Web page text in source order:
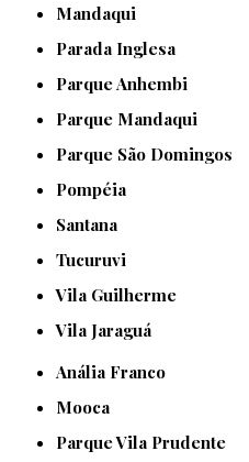
Mandaqui
Parada Inglesa
Parque Anhembi
Parque Mandaqui
Parque São Domingos
Pompéia
Santana
Tucuruvi
Vila Guilherme
Vila Jaraguá
Anália Franco
Mooca
Parque Vila Prudente